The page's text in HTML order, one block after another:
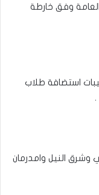
العامة وفق خارطة
استضافة طلاب
.
وشرق النيل وامدرمان